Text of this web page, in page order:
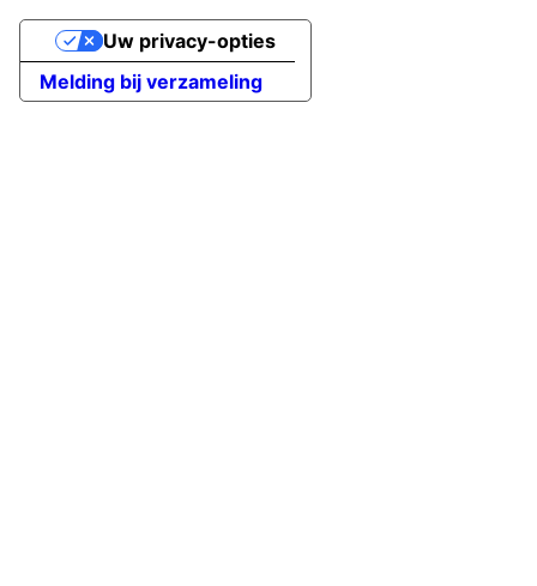
Melding bij verzameling
Uw privacy-opties